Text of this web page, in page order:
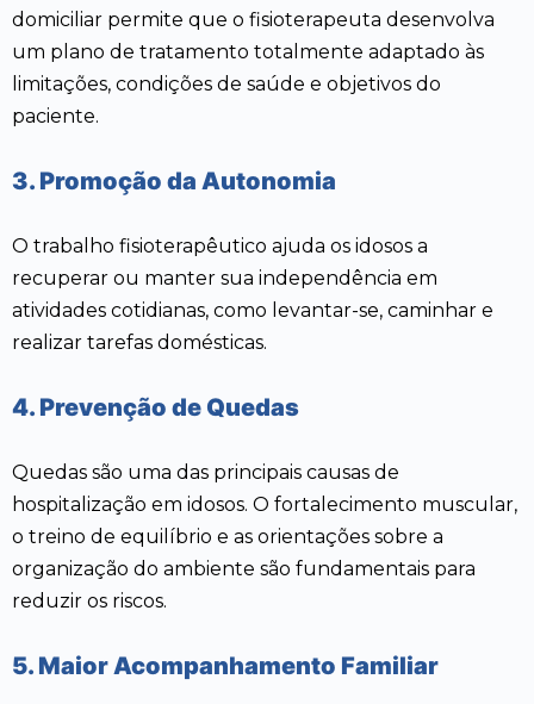
domiciliar permite que o fisioterapeuta desenvolva
um plano de tratamento totalmente adaptado às
limitações, condições de saúde e objetivos do
paciente.
3. Promoção da Autonomia
O trabalho fisioterapêutico ajuda os idosos a
recuperar ou manter sua independência em
atividades cotidianas, como levantar-se, caminhar e
realizar tarefas domésticas.
4. Prevenção de Quedas
Quedas são uma das principais causas de
hospitalização em idosos. O fortalecimento muscular,
o treino de equilíbrio e as orientações sobre a
organização do ambiente são fundamentais para
reduzir os riscos.
5. Maior Acompanhamento Familiar